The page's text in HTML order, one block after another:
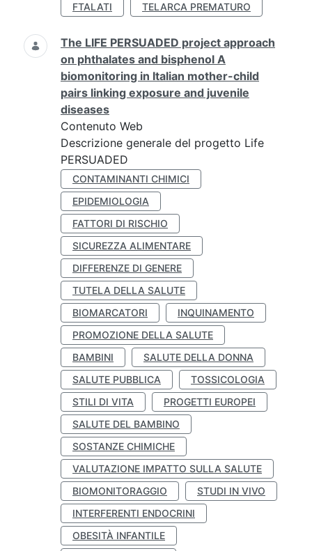
FTALATI
TELARCA PREMATURO
The LIFE PERSUADED project approach
on phthalates and bisphenol A
biomonitoring in Italian mother-child
pairs linking exposure and juvenile
diseases
Contenuto Web
Descrizione generale del progetto Life
PERSUADED
CONTAMINANTI CHIMICI
EPIDEMIOLOGIA
FATTORI DI RISCHIO
SICUREZZA ALIMENTARE
DIFFERENZE DI GENERE
TUTELA DELLA SALUTE
BIOMARCATORI
INQUINAMENTO
PROMOZIONE DELLA SALUTE
BAMBINI
SALUTE DELLA DONNA
SALUTE PUBBLICA
TOSSICOLOGIA
STILI DI VITA
PROGETTI EUROPEI
SALUTE DEL BAMBINO
SOSTANZE CHIMICHE
VALUTAZIONE IMPATTO SULLA SALUTE
BIOMONITORAGGIO
STUDI IN VIVO
INTERFERENTI ENDOCRINI
OBESITÀ INFANTILE